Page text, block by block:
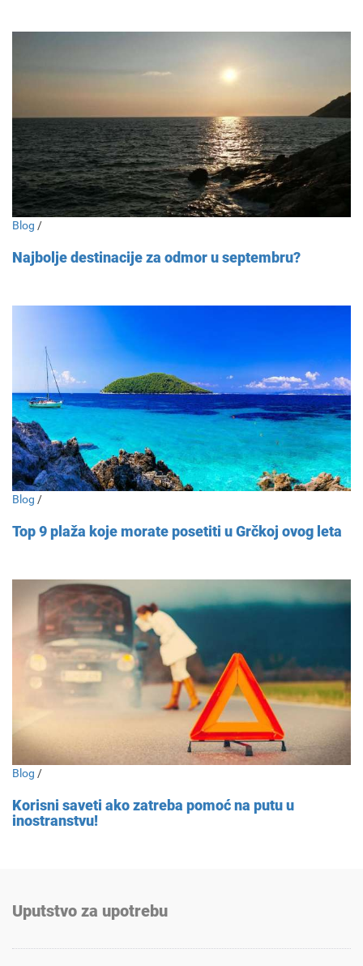
Blog /
Najbolje destinacije za odmor u septembru?
Blog /
Top 9 plaža koje morate posetiti u Grčkoj ovog leta
Blog /
Korisni saveti ako zatreba pomoć na putu u
inostranstvu!
Uputstvo za upotrebu